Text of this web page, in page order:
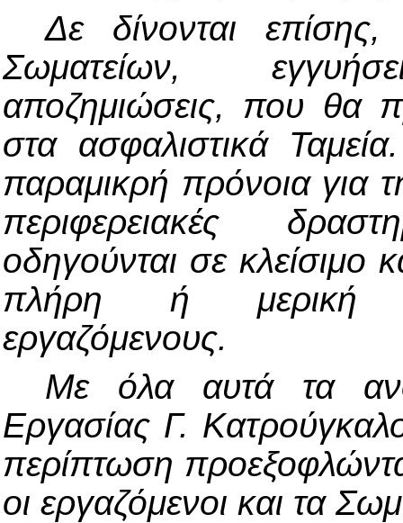
Δε δίνονται
Σωματείων,
αποζημιώσεις, που θα
στα ασφαλιστικά
παραμικρή πρόνοια για
περιφερειακές
οδηγούνται σε κλείσιμο
πλήρη ή μερική
εργαζόμενους.
Με όλα αυτά τα
Εργασίας Γ.
περίπτωση
οι εργαζόμενοι και τα